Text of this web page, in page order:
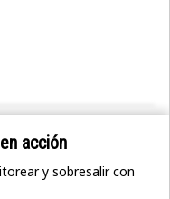
acción
y sobresalir con